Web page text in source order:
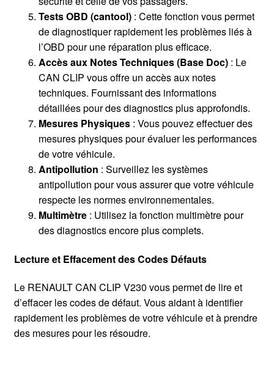
Tests OBD (cantool): Cette fonction vous permet
de diagnostiquer rapidement les problèmes liés à
l’OBD pour une réparation plus efficace.
Accès aux Notes Techniques (Base Doc): Le
CAN CLIP vous offre un accès aux notes
techniques. Fournissant des informations
détaillées pour des diagnostics plus approfondis.
Mesures Physiques: Vous pouvez effectuer des
mesures physiques pour évaluer les performances
de votre véhicule.
Antipollution : Surveillez les systèmes
antipollution pour vous assurer que votre véhicule
respecte les normes environnementales.
Multimètre: Utilisez la fonction multimètre pour
des diagnostics encore plus complets.
Lecture et Effacement des Codes Défauts
Le RENAULT CAN CLIP V230 vous permet de lire et
d’effacer les codes de défaut. Vous aidant à identifier
rapidement les problèmes de votre véhicule et à prendre
des mesures pour les résoudre.